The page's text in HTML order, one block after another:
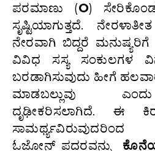
ಪರಮಾಣು (O)
ಸೃಷ್ಟಿಯಾಗುತ್ತದೆ.
ನೇರವಾಗಿ ಬಿದ್ದರೆ
ವಿವಿಧ ಸಸ್ಯ ಸಂಕುಲಗಳ
ಬರಡಾಗಿಸುವುದು ಹೀಗೆ
ಮಾಡಬಲ್ಲುವು
ದೃಢೀಕರಿಸಲಾಗಿದೆ. ಈ
ಸಾಮರ್ಥ್ಯವಿರುವುದರಿಂದ
ಓಜೋನ್ ಪದರವನ್ನು